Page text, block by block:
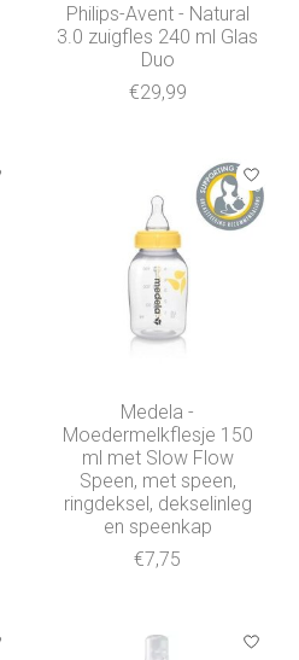
Philips-Avent - Natural
3.0 zuigfles 240 ml Glas
Duo
€29,99
Medela -
Moedermelkflesje 150
ml met Slow Flow
Speen, met speen,
ringdeksel, dekselinleg
en speenkap
€7,75